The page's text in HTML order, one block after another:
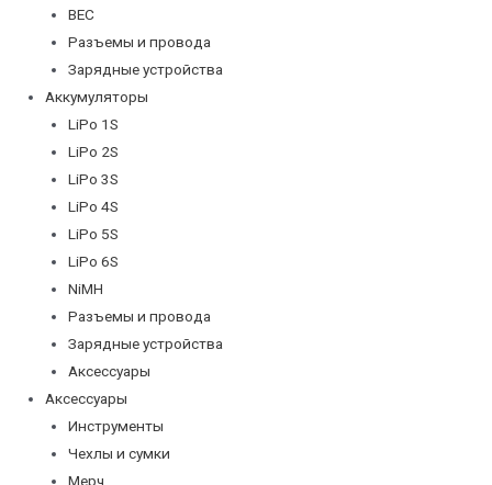
BEC
Разъемы и провода
Зарядные устройства
Аккумуляторы
LiPo 1S
LiPo 2S
LiPo 3S
LiPo 4S
LiPo 5S
LiPo 6S
NiMH
Разъемы и провода
Зарядные устройства
Аксессуары
Аксессуары
Инструменты
Чехлы и сумки
Мерч